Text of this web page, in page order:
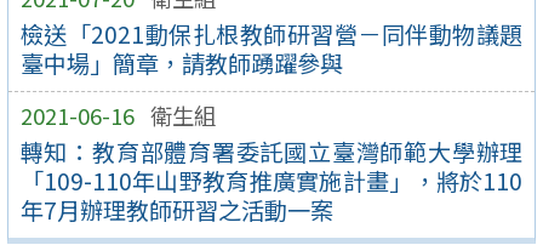
檢送「2021動保扎根教師研習營－同伴動物議題
臺中場」簡章，請教師踴躍參與
2021-06-16 衛生組
轉知：教育部體育署委託國立臺灣師範大學辦理
「109-110年山野教育推廣實施計畫」，將於110
年7月辦理教師研習之活動一案